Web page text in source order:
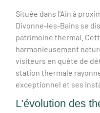
Située dans l'Ain à
Divonne-les-Bains se
patrimoine thermal.
harmonieusement
visiteurs en quête de
station thermale
exceptionnel et ses
L'évolution des